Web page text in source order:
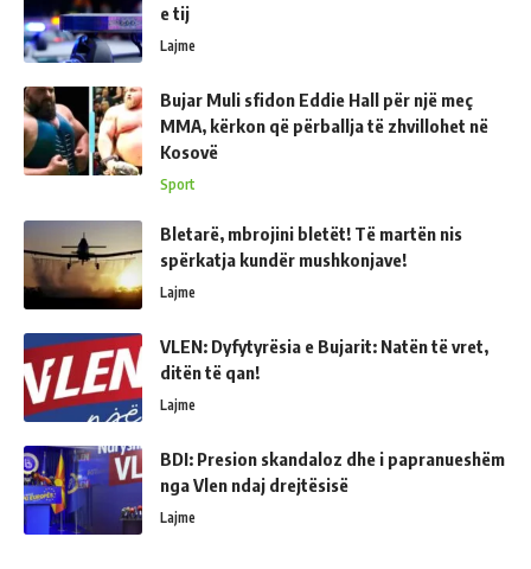
e tij
Lajme
Bujar Muli sfidon Eddie Hall për një meç
MMA, kërkon që përballja të zhvillohet në
Kosovë
Sport
Bletarë, mbrojini bletët! Të martën nis
spërkatja kundër mushkonjave!
Lajme
VLEN: Dyfytyrësia e Bujarit: Natën të vret,
ditën të qan!
Lajme
BDI: Presion skandaloz dhe i papranueshëm
nga Vlen ndaj drejtësisë
Lajme